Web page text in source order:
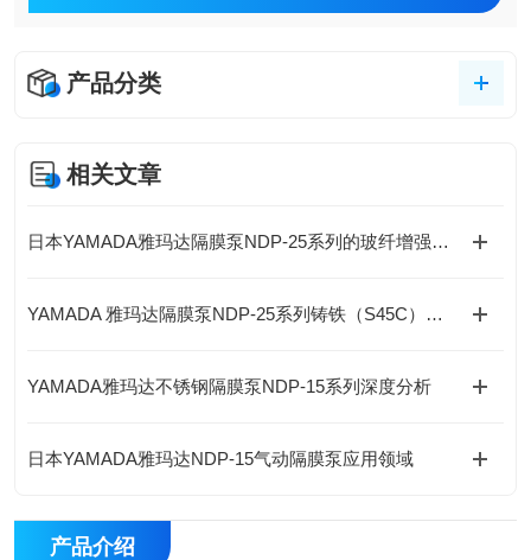
产品分类
相关文章
日本YAMADA雅玛达隔膜泵NDP-25系列的玻纤增强聚丙烯（PP-GF）泵体
YAMADA 雅玛达隔膜泵NDP-25系列铸铁（S45C）简介
YAMADA雅玛达不锈钢隔膜泵NDP-15系列深度分析
日本YAMADA雅玛达NDP-15气动隔膜泵应用领域
产品介绍